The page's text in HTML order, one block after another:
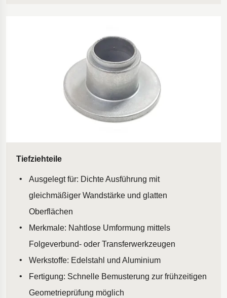
Tiefziehteile
Ausgelegt für: Dichte Ausführung mit
gleichmäßiger Wandstärke und glatten
Oberflächen
Merkmale: Nahtlose Umformung mittels
Folgeverbund- oder Transferwerkzeugen
Werkstoffe: Edelstahl und Aluminium
Fertigung: Schnelle Bemusterung zur frühzeitigen
Geometrieprüfung möglich